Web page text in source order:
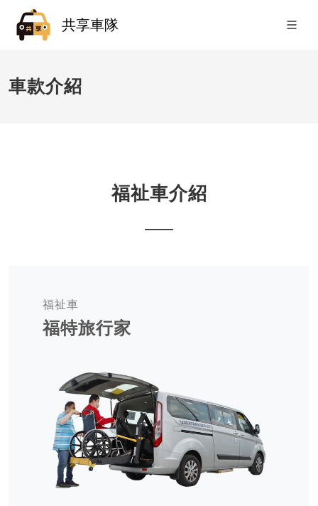
共享車隊
車款介紹
福祉車介紹
福祉車
福特旅行家